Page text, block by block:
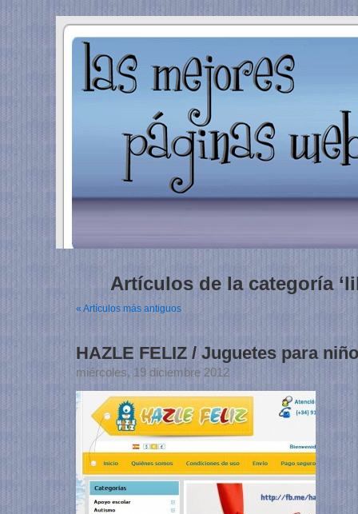
Artículos de la categoría
« Artículos más antiguos
HAZLE FELIZ / Juguetes para
miércoles, 19 diciembre 2012